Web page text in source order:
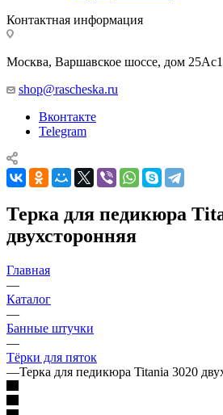
Контактная информация
Москва, Варшавское шоссе, дом
shop@rascheska.ru
Вконтакте
Telegram
Терка для педикюра
двухсторонняя
Главная
—
Каталог
—
Банные штучки
—
Тёрки для пяток
—Терка для педикюра Titania 3020